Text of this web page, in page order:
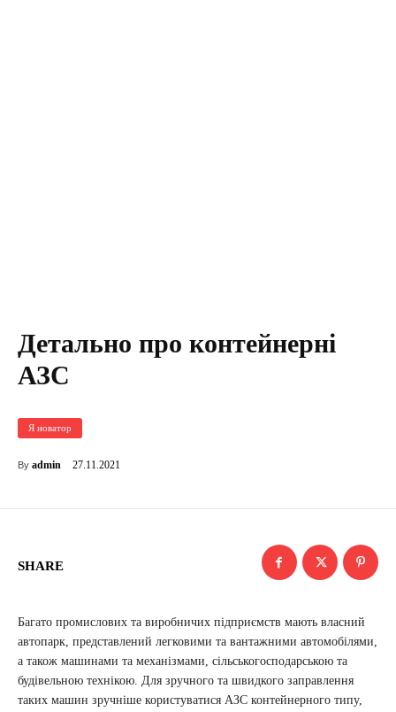
Детально про контейнерні
АЗС
Я новатор
By admin 27.11.2021
SHARE
Багато промислових та виробничих підприємств мають власний
автопарк, представлений легковими та вантажними автомобілями,
а також машинами та механізмами, сільськогосподарською та
будівельною технікою. Для зручного та швидкого заправлення
таких машин зручніше користуватися АЗС контейнерного типу,